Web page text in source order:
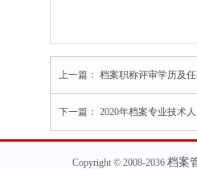
上一篇： 档案职称评审学历及
下一篇： 2020年档案专业技术
Copyright © 2008-2036 档案